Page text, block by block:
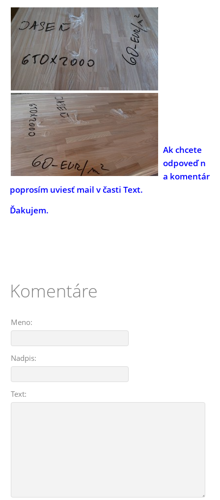
Ak chcete
odpoveď n
a komentár
poprosím uviesť mail v časti Text.
Ďakujem.
Komentáre
Meno:
Nadpis:
Text: